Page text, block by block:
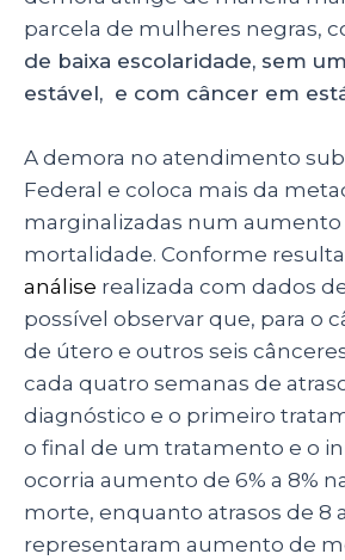
parcela de mulheres negras,
de baixa escolaridade, sem
estável, e com câncer em
A demora no atendimento
Federal e coloca mais da
marginalizadas num aumento
mortalidade. Conforme
análise realizada com dados
possível observar que, para o
de útero e outros seis
cada quatro semanas de
diagnóstico e o primeiro
o final de um tratamento e o
ocorria aumento de 6% a 8%
morte, enquanto atrasos de 8
representaram aumento de